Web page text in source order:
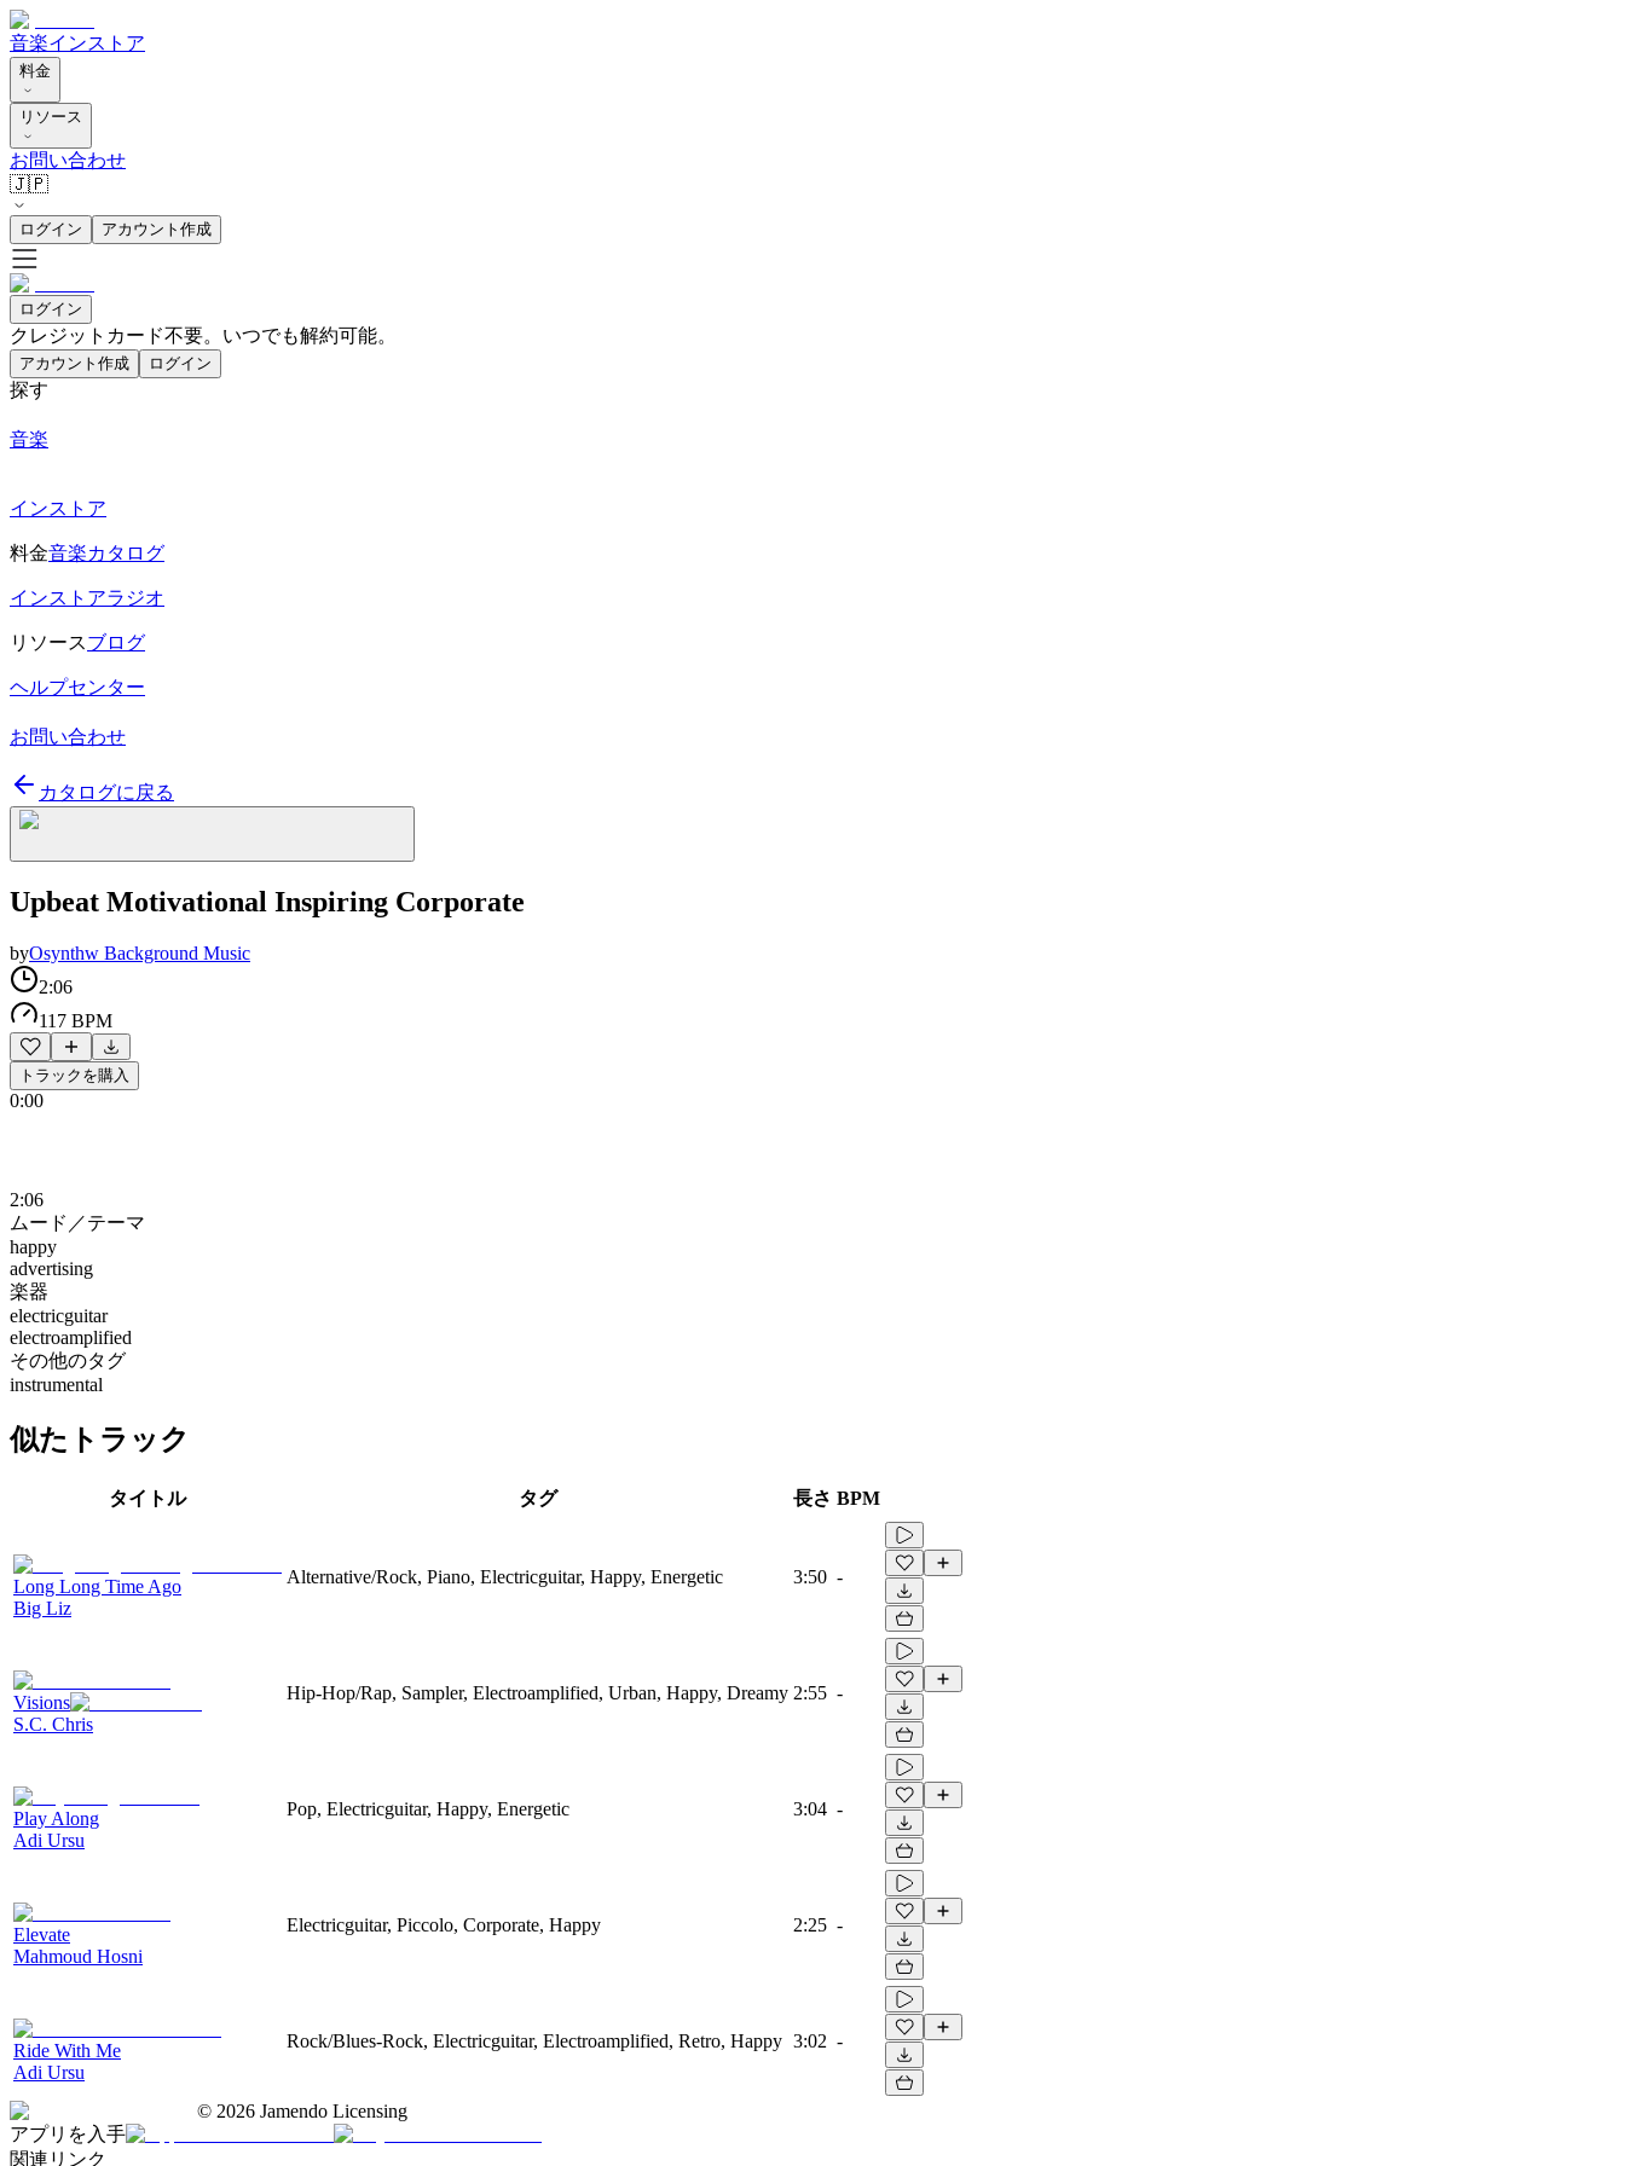
音楽インストア
料金
リソース
お問い合わせ
🇯🇵
ログイン アカウント作成
ログイン
クレジットカード不要。いつでも解約可能。
アカウント作成 ログイン
探す
音楽
インストア
料金音楽カタログ
インストアラジオ
リソースブログ
ヘルプセンター
お問い合わせ
カタログに戻る
Upbeat Motivational Inspiring Corporate
byOsynthw Background Music
2:06
117 BPM
トラックを購入
0:00
2:06
ムード／テーマ
happy
advertising
楽器
electricguitar
electroamplified
その他のタグ
instrumental
似たトラック
タイトル タグ 長さ BPM
Long Long Time Ago
Big Liz
Alternative/Rock, Piano, Electricguitar, Happy, Energetic 3:50 -
Visions
S.C. Chris
Hip-Hop/Rap, Sampler, Electroamplified, Urban, Happy, Dreamy 2:55 -
Play Along
Adi Ursu
Pop, Electricguitar, Happy, Energetic 3:04 -
Elevate
Mahmoud Hosni
Electricguitar, Piccolo, Corporate, Happy 2:25 -
Ride With Me
Adi Ursu
Rock/Blues-Rock, Electricguitar, Electroamplified, Retro, Happy 3:02 -
© 2026 Jamendo Licensing
アプリを入手
関連リンク